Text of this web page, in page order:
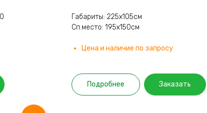
Габариты: 225х105см
Сп.место: 195х150см
Цена и наличие по запросу
Подробнее Заказать